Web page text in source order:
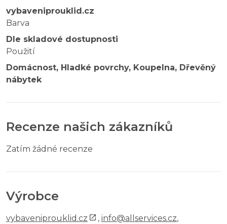
vybaveniprouklid.cz
Barva
Dle skladové dostupnosti
Použití
Domácnost, Hladké povrchy, Koupelna, Dřevěný
nábytek
Recenze našich zákazníků
Zatím žádné recenze
Výrobce
vybaveniprouklid.cz , info@allservices.cz,